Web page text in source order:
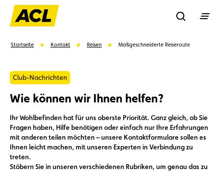
Rechercher
Mitglied Mitgliedervorteile Vignetten
Umweltplakette
Startseite Kontakt Reisen Maßgeschneiderte Reiseroute
Club-Nachrichten
Wie können wir Ihnen helfen?
Ihr Wohlbefinden hat für uns oberste Priorität. Ganz gleich, ob Sie
Fragen haben, Hilfe benötigen oder einfach nur Ihre Erfahrungen
mit anderen teilen möchten – unsere Kontaktformulare sollen es
Ihnen leicht machen, mit unseren Experten in Verbindung zu
treten.
Stöbern Sie in unseren verschiedenen Rubriken, um genau das zu